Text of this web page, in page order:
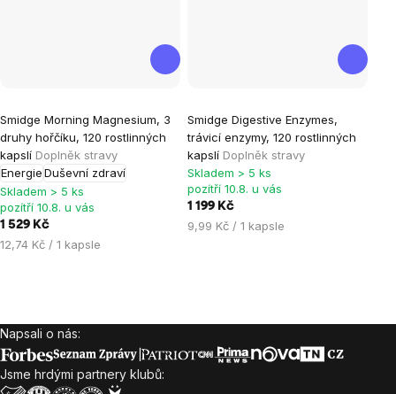
Smidge Morning Magnesium, 3
druhy hořčíku, 120 rostlinných
kapslí Doplněk stravy
EnergieDuševní zdraví
hodnocení
produktu
je
5,0
z
5
hvězdiček.
Skladem > 5 ks
pozítří 10.8. u vás
1 529 Kč
Měrná
12,74 Kč / 1 kapsle
Smidge Digestive Enzymes,
trávicí enzymy, 120 rostlinných
kapslí Doplněk stravy
Skladem > 5 ks
pozítří 10.8. u vás
1 199 Kč
Měrná
9,99 Kč / 1 kapsle
prvky
výpisu
Zápatí
Napsali o nás:
Jsme hrdými partnery klubů: